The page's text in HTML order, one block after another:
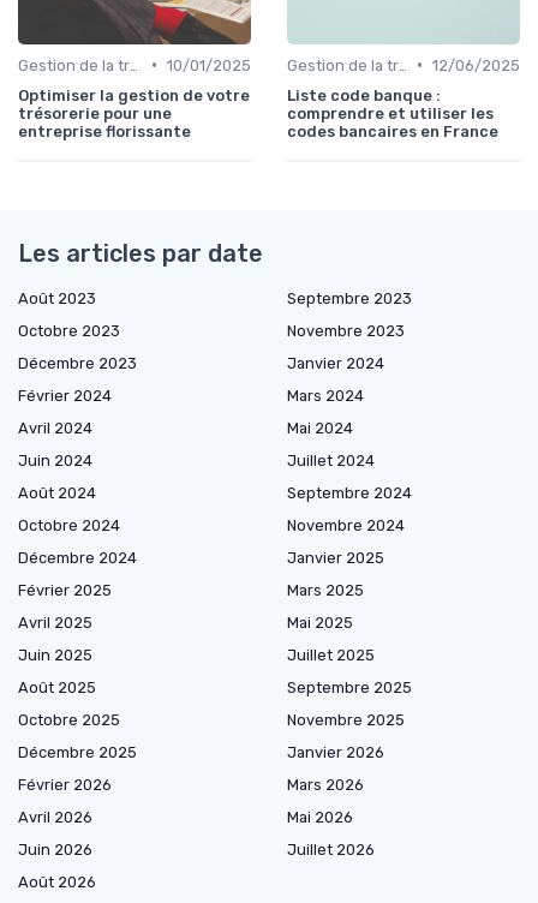
• 10/01/2025
Optimiser la gestion de votre
trésorerie pour une
entreprise florissante
• 12/06/2025
Liste code banque :
comprendre et utiliser les
codes bancaires en France
Les articles par date
Août 2023
Septembre 2023
Octobre 2023
Novembre 2023
Décembre 2023
Janvier 2024
Février 2024
Mars 2024
Avril 2024
Mai 2024
Juin 2024
Juillet 2024
Août 2024
Septembre 2024
Octobre 2024
Novembre 2024
Décembre 2024
Janvier 2025
Février 2025
Mars 2025
Avril 2025
Mai 2025
Juin 2025
Juillet 2025
Août 2025
Septembre 2025
Octobre 2025
Novembre 2025
Décembre 2025
Janvier 2026
Février 2026
Mars 2026
Avril 2026
Mai 2026
Juin 2026
Juillet 2026
Août 2026